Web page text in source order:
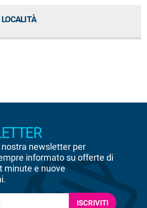
newsletter per
informato su offerte di
minute e nuove
ISCRIVITI